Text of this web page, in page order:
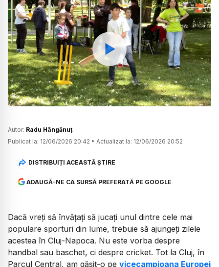
Watch
Autor: Radu Hângănuț
Publicat la: 12/06/2026 20:42 • Actualizat la: 12/06/2026 20:52
DISTRIBUIȚI ACEASTĂ ȘTIRE
ADAUGĂ-NE CA SURSĂ PREFERATĂ PE GOOGLE
Dacă vreți să învățați să jucați unul dintre cele mai
populare sporturi din lume, trebuie să ajungeți zilele
acestea în Cluj-Napoca. Nu este vorba despre
handbal sau baschet, ci despre cricket. Tot la Cluj, în
Parcul Central, am găsit-o pe vicecampioana Europei